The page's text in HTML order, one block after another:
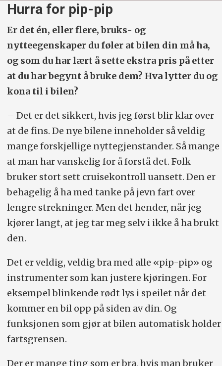
Hurra for pip-pip
Er det én, eller flere, bruks- og
nytteegenskaper du føler at bilen din må ha,
og som du har lært å sette ekstra pris på etter
at du har begynt å bruke dem? Hva lytter du og
kona til i bilen?
– Det er det sikkert, hvis jeg først blir klar over
at de fins. De nye bilene inneholder så veldig
mange forskjellige nyttegjenstander. Så mange
at man har vanskelig for å forstå det. Folk
bruker stort sett cruisekontroll uansett. Den er
behagelig å ha med tanke på jevn fart over
lengre strekninger. Men det hender, når jeg
kjører langt, at jeg tar meg selv i ikke å ha brukt
den.
Det er veldig, veldig bra med alle «pip-pip» og
instrumenter som kan justere kjøringen. For
eksempel blinkende rødt lys i speilet når det
kommer en bil opp på siden av din. Og
funksjonen som gjør at bilen automatisk holder
fartsgrensen.
Der er mange ting som er bra, hvis man bruker